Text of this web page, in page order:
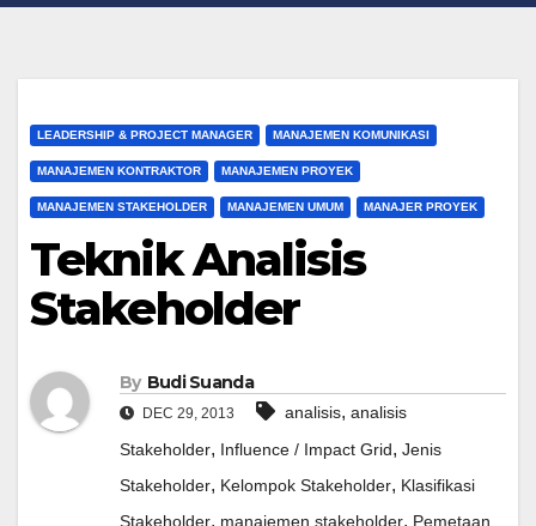
LEADERSHIP & PROJECT MANAGER MANAJEMEN KOMUNIKASI
MANAJEMEN KONTRAKTOR MANAJEMEN PROYEK
MANAJEMEN STAKEHOLDER MANAJEMEN UMUM MANAJER PROYEK
Teknik Analisis
Stakeholder
By Budi Suanda
DEC 29, 2013 analisis, analisis
Stakeholder, Influence / Impact Grid, Jenis
Stakeholder, Kelompok Stakeholder, Klasifikasi
Stakeholder, manajemen stakeholder, Pemetaan